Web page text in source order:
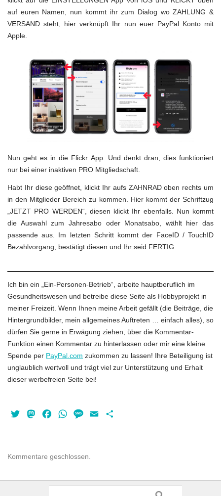
auf euren Namen, nun kommt ihr zum Dialog wo ZAHLUNG &
VERSAND steht, hier verknüpft Ihr nun euer PayPal Konto mit
Apple.
Nun geht es in die Flickr App. Und denkt dran, dies funktioniert
nur bei einer inaktiven PRO Mitgliedschaft.
Habt Ihr diese geöffnet, klickt Ihr aufs ZAHNRAD oben rechts um
in den Mitglieder Bereich zu kommen. Hier kommt der Schriftzug
„JETZT PRO WERDEN“, diesen klickt Ihr ebenfalls. Nun kommt
die Auswahl zum Jahresabo oder Monatsabo, wählt hier das
passende aus. Im letzten Schritt kommt der FaceID / TouchID
Bezahlvorgang, bestätigt diesen und Ihr seid FERTIG.
Ich bin ein „Ein-Personen-Betrieb“, arbeite hauptberuflich im
Gesundheitswesen und betreibe diese Seite als Hobbyprojekt in
meiner Freizeit. Wenn Ihnen meine Arbeit gefällt (die Beiträge, die
Hintergrundbilder, mein allgemeines Auftreten … einfach alles), so
dürfen Sie gerne in Erwägung ziehen, über die Kommentar-
Funktion einen Kommentar zu hinterlassen oder mir eine kleine
Spende per PayPal.com zukommen zu lassen! Ihre Beteiligung ist
unglaublich wertvoll und trägt viel zur Unterstützung und Erhalt
dieser werbefreien Seite bei!
TwitterMastodonFacebookWhatsAppMessage
Email
Kommentare geschlossen.